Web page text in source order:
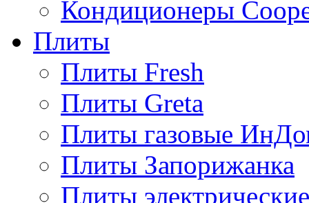
Кондиционеры
Плиты
Плиты Fresh
Плиты Greta
Плиты газовые
Плиты Запорижанка
Плиты